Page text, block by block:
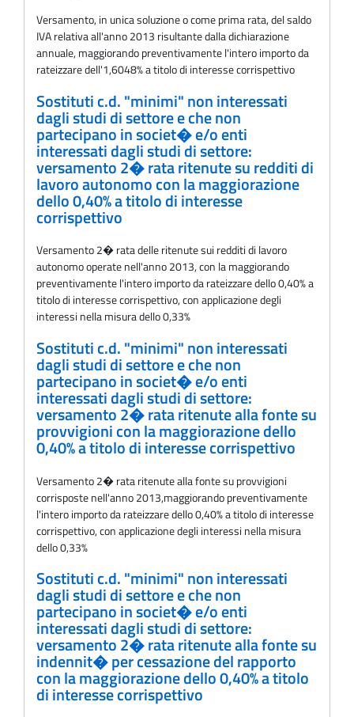
Versamento, in unica soluzione o come prima rata, del saldo
IVA relativa all'anno 2013 risultante dalla dichiarazione
annuale, maggiorando preventivamente l'intero importo da
rateizzare dell'1,6048% a titolo di interesse corrispettivo
Sostituti c.d. "minimi" non interessati
dagli studi di settore e che non
partecipano in societ� e/o enti
interessati dagli studi di settore:
versamento 2� rata ritenute su redditi di
lavoro autonomo con la maggiorazione
dello 0,40% a titolo di interesse
corrispettivo
Versamento 2� rata delle ritenute sui redditi di lavoro
autonomo operate nell'anno 2013, con la maggiorando
preventivamente l'intero importo da rateizzare dello 0,40% a
titolo di interesse corrispettivo, con applicazione degli
interessi nella misura dello 0,33%
Sostituti c.d. "minimi" non interessati
dagli studi di settore e che non
partecipano in societ� e/o enti
interessati dagli studi di settore:
versamento 2� rata ritenute alla fonte su
provvigioni con la maggiorazione dello
0,40% a titolo di interesse corrispettivo
Versamento 2� rata ritenute alla fonte su provvigioni
corrisposte nell'anno 2013,maggiorando preventivamente
l'intero importo da rateizzare dello 0,40% a titolo di interesse
corrispettivo, con applicazione degli interessi nella misura
dello 0,33%
Sostituti c.d. "minimi" non interessati
dagli studi di settore e che non
partecipano in societ� e/o enti
interessati dagli studi di settore:
versamento 2� rata ritenute alla fonte su
indennit� per cessazione del rapporto
con la maggiorazione dello 0,40% a titolo
di interesse corrispettivo